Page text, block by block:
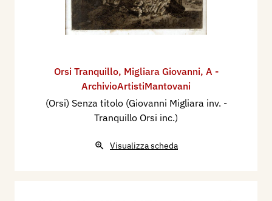
Orsi Tranquillo, Migliara Giovanni, A -
ArchivioArtistiMantovani
(Orsi) Senza titolo (Giovanni Migliara inv. -
Tranquillo Orsi inc.)
Visualizza scheda